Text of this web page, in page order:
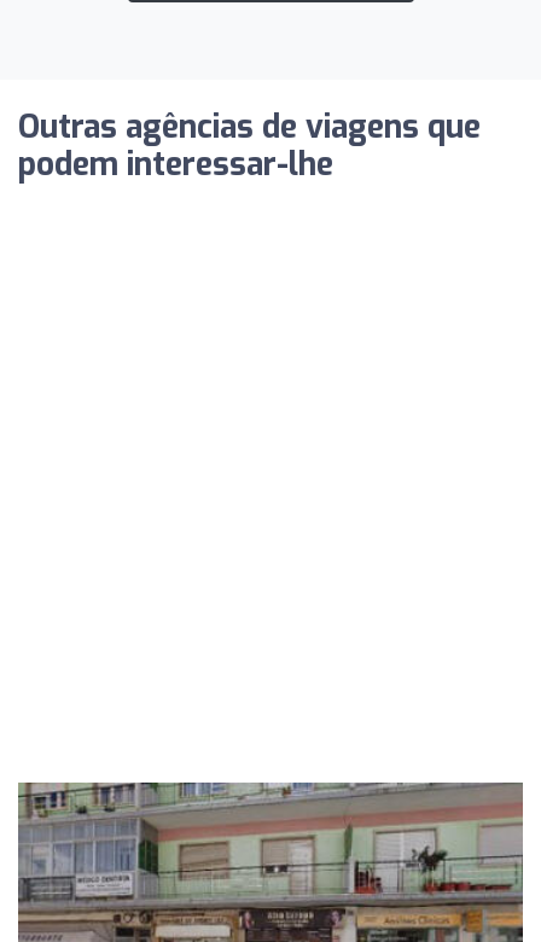
Outras agências de viagens que
podem interessar-lhe